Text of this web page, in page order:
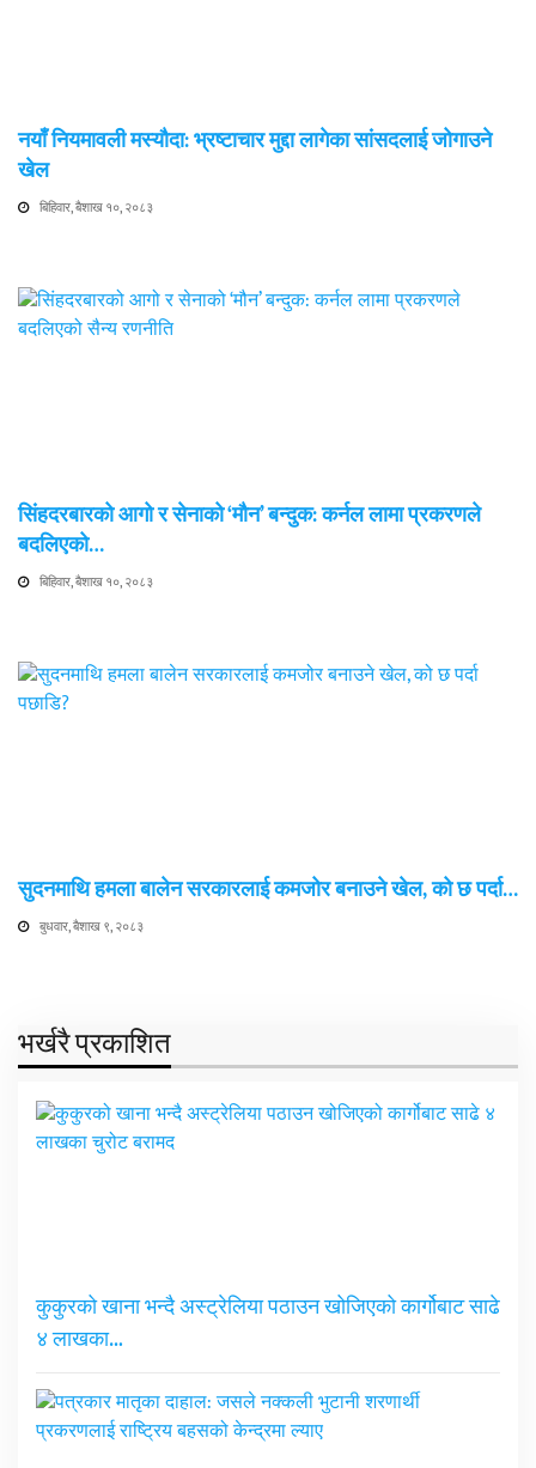
नयाँ नियमावली मस्यौदा: भ्रष्टाचार मुद्दा लागेका सांसदलाई जोगाउने
खेल
बिहिवार, बैशाख १०, २०८३
सिंहदरबारको आगो र सेनाको ‘मौन’ बन्दुक: कर्नल लामा प्रकरणले
बदलिएको…
बिहिवार, बैशाख १०, २०८३
सुदनमाथि हमला बालेन सरकारलाई कमजोर बनाउने खेल, को छ पर्दा…
बुधवार, बैशाख ९, २०८३
भर्खरै प्रकाशित
कुकुरको खाना भन्दै अस्ट्रेलिया पठाउन खोजिएको कार्गोबाट साढे
४ लाखका…